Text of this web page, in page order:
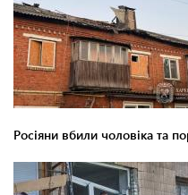
Росіяни вбили чоловіка та